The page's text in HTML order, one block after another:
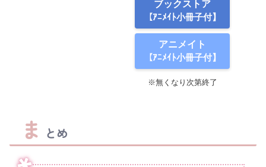
ブックストア
【ｱﾆﾒｲﾄ小冊子付】
アニメイト
【ｱﾆﾒｲﾄ小冊子付】
※無くなり次第終了
ま とめ